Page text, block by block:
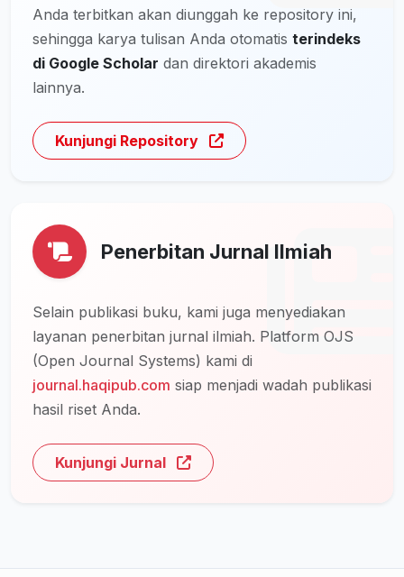
Anda terbitkan akan diunggah ke repository ini,
sehingga karya tulisan Anda otomatis terindeks
di Google Scholar dan direktori akademis
lainnya.
Kunjungi Repository
Penerbitan Jurnal Ilmiah
Selain publikasi buku, kami juga menyediakan
layanan penerbitan jurnal ilmiah. Platform OJS
(Open Journal Systems) kami di
journal.haqipub.com siap menjadi wadah publikasi
hasil riset Anda.
Kunjungi Jurnal